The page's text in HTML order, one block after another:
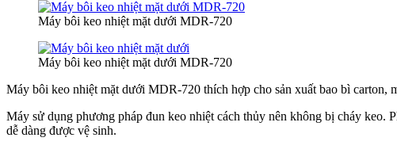
Máy bôi keo nhiệt mặt dưới MDR-720
Máy bôi keo nhiệt mặt dưới MDR-720
Máy bôi keo nhiệt mặt dưới MDR-720 thích hợp cho sản xuất bao bì
Máy sử dụng phương pháp đun keo nhiệt cách thủy nên không bị cháy keo.
dễ dàng được vệ sinh.